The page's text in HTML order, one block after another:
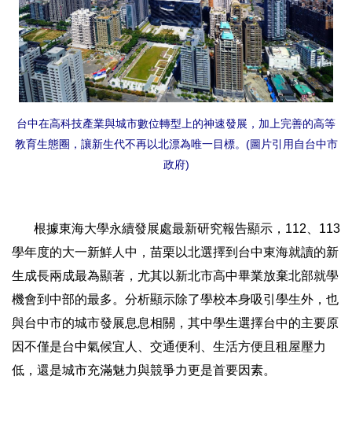
台中在高科技產業與城市數位轉型上的神速發展，加上完善的高等
教育生態圈，讓新生代不再以北漂為唯一目標。 (圖片引用自台中市
政府)
根據東海大學永續發展處最新研究報告顯示，112、113
學年度的大一新鮮人中，苗栗以北選擇到台中東海就讀的新
生成長兩成最為顯著，尤其以新北市高中畢業放棄北部就學
機會到中部的最多。分析顯示除了學校本身吸引學生外，也
與台中市的城市發展息息相關，其中學生選擇台中的主要原
因不僅是台中氣候宜人、交通便利、生活方便且租屋壓力
低，還是城市充滿魅力與競爭力更是首要因素。